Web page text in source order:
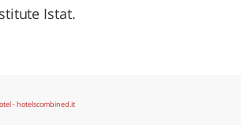
Istat.